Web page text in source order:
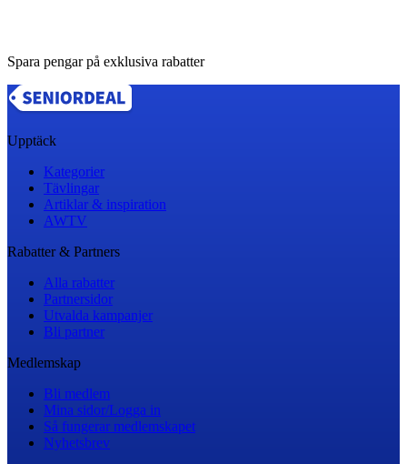
Spara pengar på exklusiva rabatter
Upptäck
Kategorier
Tävlingar
Artiklar & inspiration
AWTV
Rabatter & Partners
Alla rabatter
Partnersidor
Utvalda kampanjer
Bli partner
Medlemskap
Bli medlem
Mina sidor/Logga in
Så fungerar medlemskapet
Nyhetsbrev